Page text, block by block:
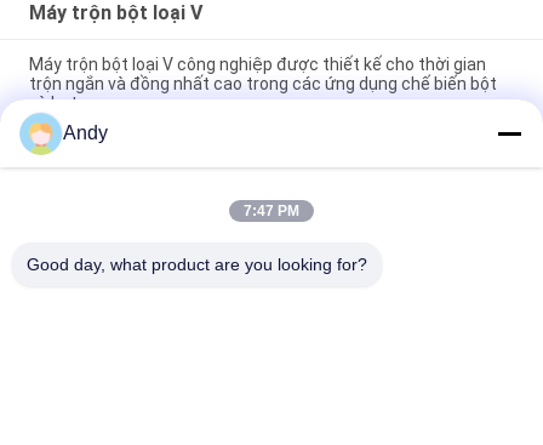
Máy trộn bột loại V
Máy trộn bột loại V công nghiệp được thiết kế cho thời gian
trộn ngắn và đồng nhất cao trong các ứng dụng chế biến bột
và hạt
Máy trộn bột kiểu V để trộn đều bột khô trong ngành thực
phẩm và hóa chất, với thành trong nhẵn và dễ vệ sinh
Máy trộn bột kiểu V, độ đồng đều trộn cao và không góc chết
Andy
7:47 PM
Good day, what product are you looking for?